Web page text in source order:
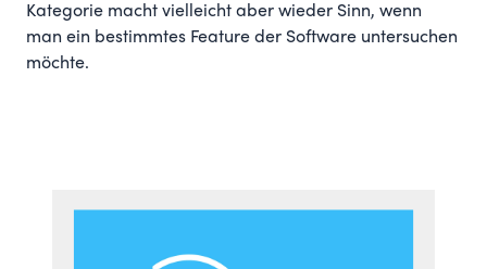
Kategorie macht vielleicht aber wieder Sinn, wenn
man ein bestimmtes Feature der Software untersuchen
möchte.